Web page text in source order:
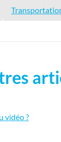
vidéo ?